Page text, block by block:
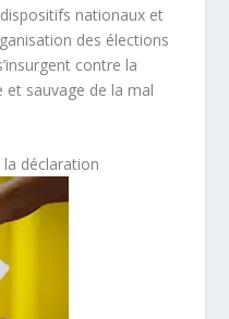
nationaux et
des élections
contre la
sauvage de la mal
la déclaration